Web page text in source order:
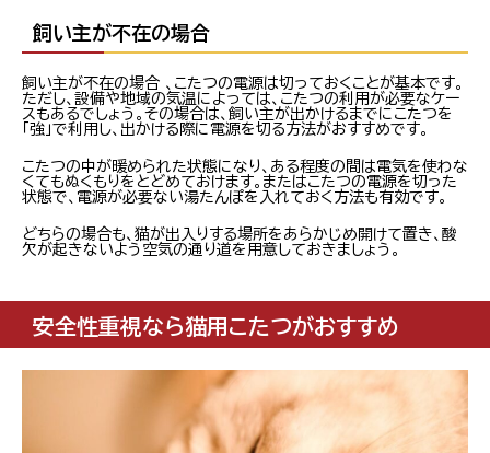
飼い主が不在の場合
飼い主が不在の場合 、こたつの電源は切っておくことが基本です。
ただし、設備や地域の気温によっては、こたつの利用が必要なケー
スもあるでしょう。その場合は、飼い主が出かけるまでにこたつを
「強」で利用し、出かける際に電源を切る方法がおすすめです。
こたつの中が暖められた状態になり、ある程度の間は電気を使わな
くてもぬくもりをとどめておけます。またはこたつの電源を切った
状態で、電源が必要ない湯たんぽを入れておく方法も有効です。
どちらの場合も、猫が出入りする場所をあらかじめ開けて置き、酸
欠が起きないよう空気の通り道を用意しておきましょう。
安全性重視なら猫用こたつがおすすめ